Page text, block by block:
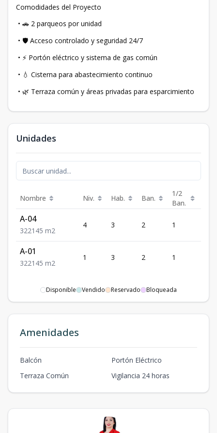
Comodidades del Proyecto
• 🚗 2 parqueos por unidad
• 🛡 Acceso controlado y seguridad 24/7
• ⚡ Portón eléctrico y sistema de gas común
• 💧 Cisterna para abastecimiento continuo
• 🌿 Terraza común y áreas privadas para esparcimiento
Unidades
Nombre Niv. Hab. Ban.
1/2
Ban.
A-04
322145 m2
4 3 2 1
A-01
322145 m2
1 3 2 1
Disponible Vendido Reservado Bloqueada
Amenidades
Balcón
Portón Eléctrico
Terraza Común
Vigilancia 24 horas